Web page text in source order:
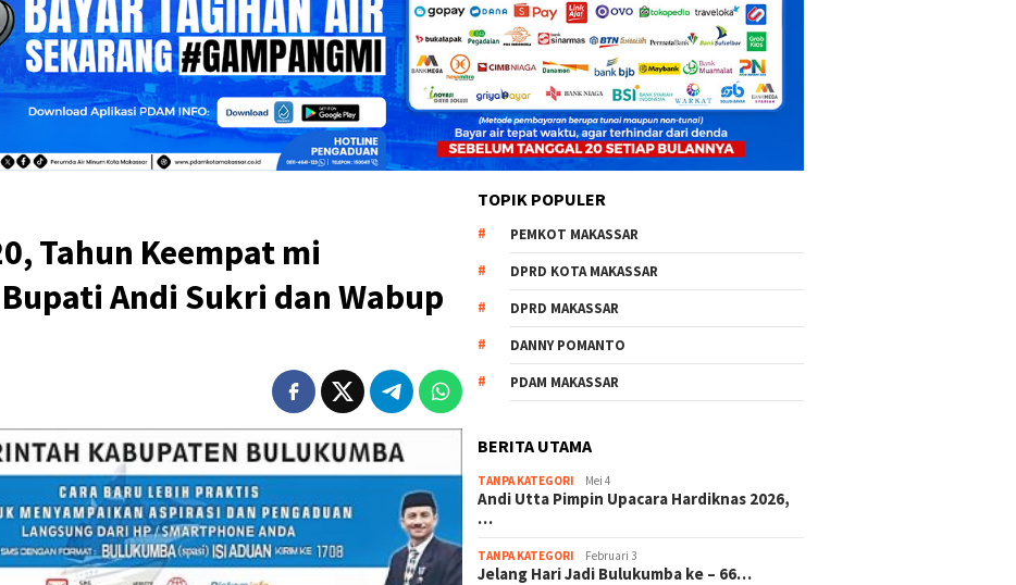
Tahun Keempat mi
Andi Sukri dan Wabup
TOPIK POPULER
PEMKOT MAKASSAR
DPRD KOTA MAKASSAR
DPRD MAKASSAR
DANNY POMANTO
PDAM MAKASSAR
BERITA UTAMA
TANPA KATEGORI Mei 4
Andi Utta Pimpin Upacara Hardiknas 2026,
…
TANPA KATEGORI Februari 3
Jelang Hari Jadi Bulukumba ke – 66…